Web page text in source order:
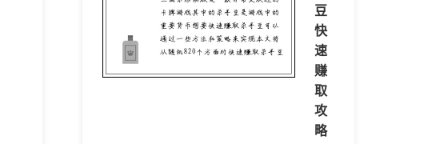
豆
快
速
赚
取
攻
略